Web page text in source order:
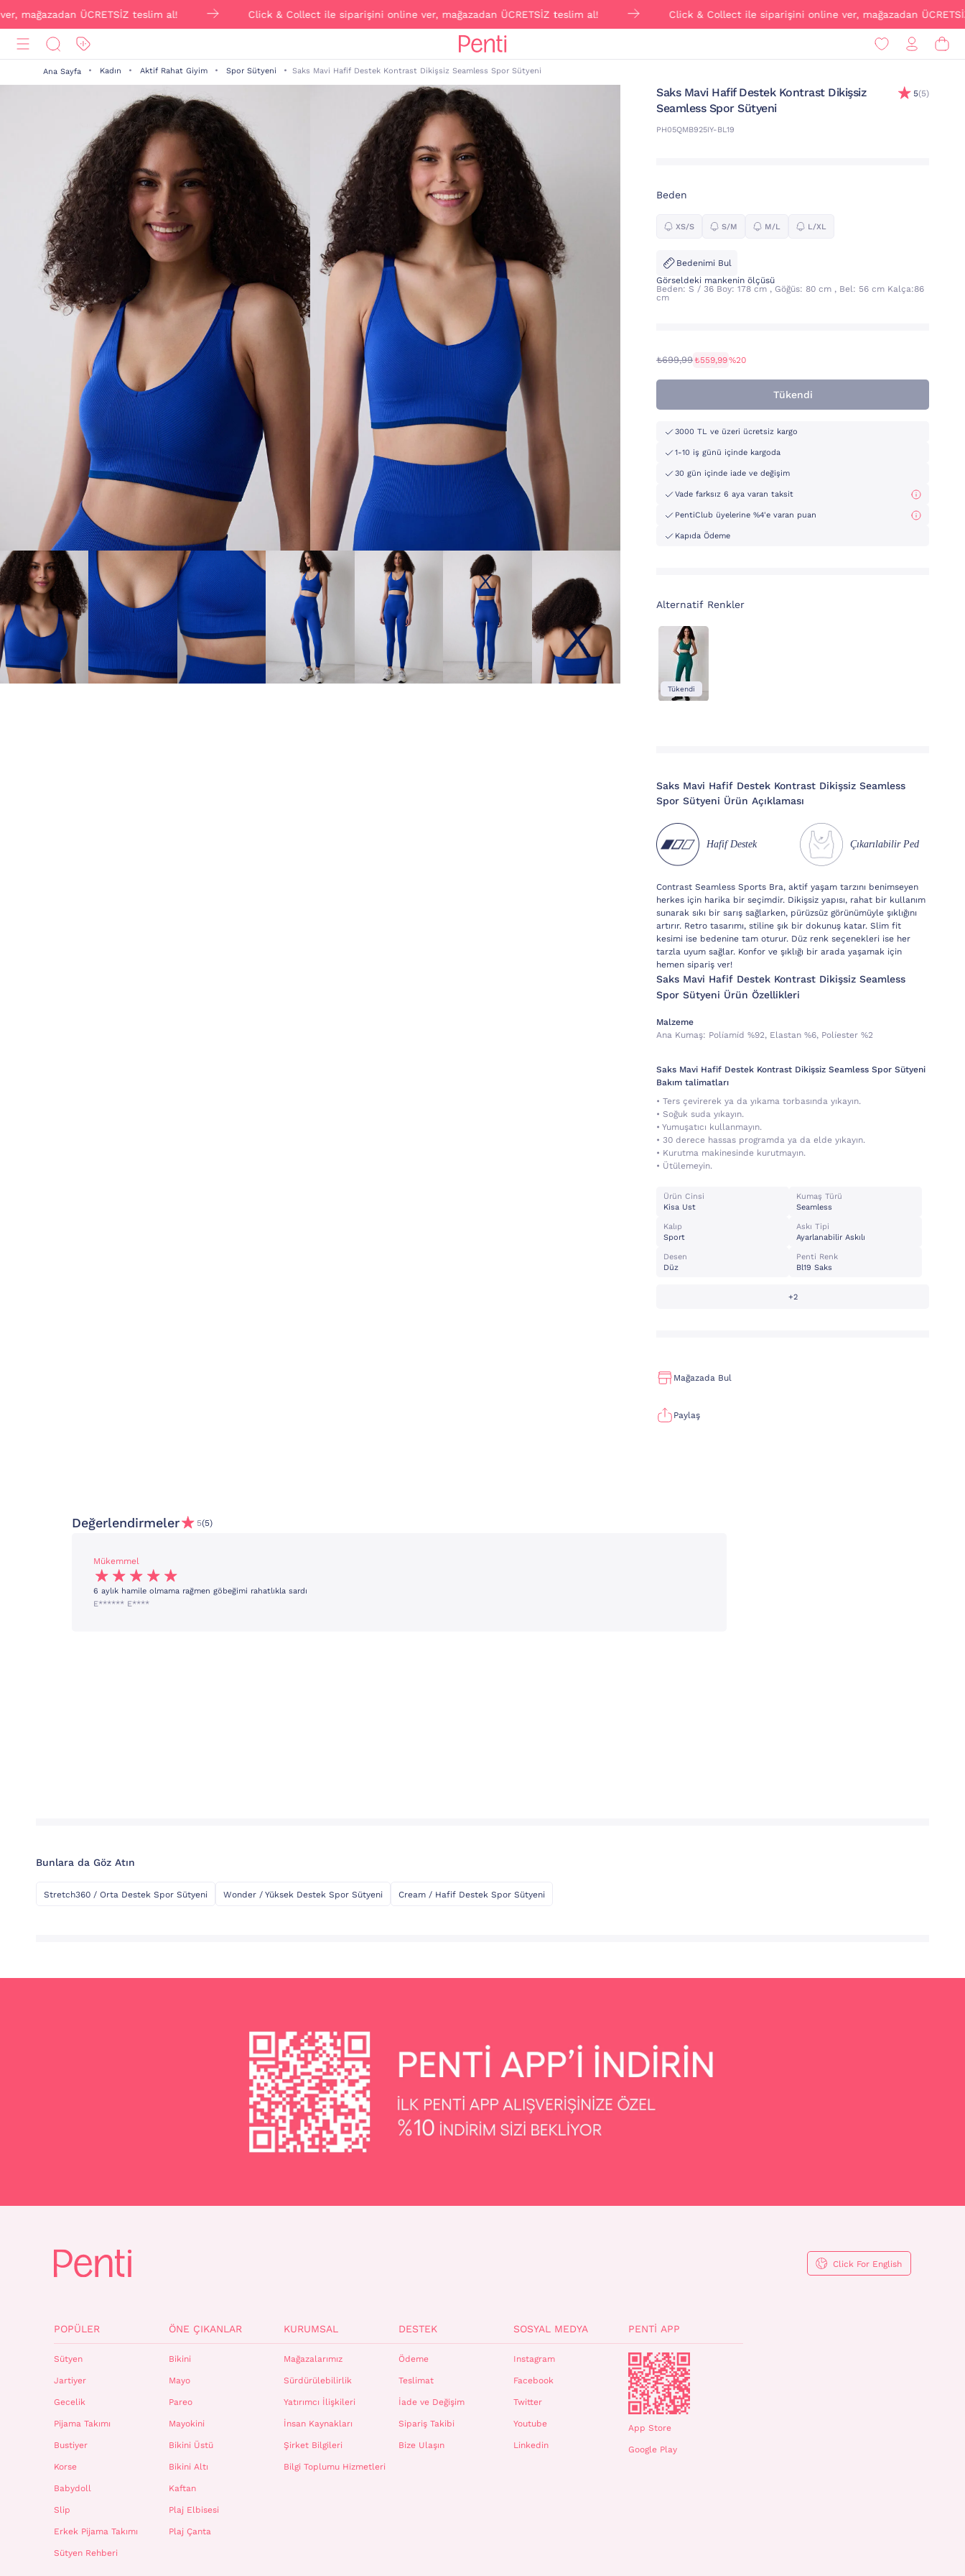
ÜCRETSİZ teslim al! Click & Collect ile siparişini online ver, mağazadan ÜCRETSİZ teslim al! Click & Collect ile siparişini online ver, mağazadan ÜCRETSİZ
Ana Sayfa Kadın Aktif Rahat Giyim Spor Sütyeni Saks Mavi Hafif Destek Kontrast Dikişsiz Seamless Spor Sütyeni
Saks Mavi Hafif Destek Kontrast Dikişsiz
Seamless Spor Sütyeni
PH05QMB925IY-BL19
5(5)
Beden
XS/S S/M M/L L/XL
Bedenimi Bul
Görseldeki mankenin ölçüsü
Beden: S / 36 Boy: 178 cm , Göğüs: 80 cm , Bel: 56 cm Kalça:86
cm
₺699,99 ₺559,99%20
Tükendi
3000 TL ve üzeri ücretsiz kargo
1-10 iş günü içinde kargoda
30 gün içinde iade ve değişim
Vade farksız 6 aya varan taksit
PentiClub üyelerine %4'e varan puan
Kapıda Ödeme
Alternatif Renkler
Tükendi
Saks Mavi Hafif Destek Kontrast Dikişsiz Seamless
Spor Sütyeni Ürün Açıklaması
Hafif Destek Çıkarılabilir Ped
Contrast Seamless Sports Bra, aktif yaşam tarzını benimseyen
herkes için harika bir seçimdir. Dikişsiz yapısı, rahat bir kullanım
sunarak sıkı bir sarış sağlarken, pürüzsüz görünümüyle şıklığını
artırır. Retro tasarımı, stiline şık bir dokunuş katar. Slim fit
kesimi ise bedenine tam oturur. Düz renk seçenekleri ise her
tarzla uyum sağlar. Konfor ve şıklığı bir arada yaşamak için
hemen sipariş ver!
Saks Mavi Hafif Destek Kontrast Dikişsiz Seamless
Spor Sütyeni Ürün Özellikleri
Malzeme
Ana Kumaş: Poli̇ami̇d %92, Elastan %6, Poli̇ester %2
Saks Mavi Hafif Destek Kontrast Dikişsiz Seamless Spor Sütyeni
Bakım talimatları
• Ters çevirerek ya da yıkama torbasında yıkayın.
• Soğuk suda yıkayın.
• Yumuşatıcı kullanmayın.
• 30 derece hassas programda ya da elde yıkayın.
• Kurutma makinesinde kurutmayın.
• Ütülemeyin.
Ürün Cinsi
Kisa Ust
Kumaş Türü
Seamless
Kalıp
Sport
Askı Tipi
Ayarlanabilir Askılı
Desen
Düz
Penti Renk
Bl19 Saks
+2
Mağazada Bul
Paylaş
Değerlendirmeler 5(5)
Mükemmel
6 aylık hamile olmama rağmen göbeğimi rahatlıkla sardı
E****** E****
Bunlara da Göz Atın
Stretch360 / Orta Destek Spor Sütyeni Wonder / Yüksek Destek Spor Sütyeni Cream / Hafif Destek Spor Sütyeni
Click For English
POPÜLER
Sütyen
Jartiyer
Gecelik
Pijama Takımı
Bustiyer
Korse
Babydoll
Slip
Erkek Pijama Takımı
Sütyen Rehberi
ÖNE ÇIKANLAR
Bikini
Mayo
Pareo
Mayokini
Bikini Üstü
Bikini Altı
Kaftan
Plaj Elbisesi
Plaj Çanta
KURUMSAL
Mağazalarımız
Sürdürülebilirlik
Yatırımcı İlişkileri
İnsan Kaynakları
Şirket Bilgileri
Bilgi Toplumu Hizmetleri
DESTEK
Ödeme
Teslimat
İade ve Değişim
Sipariş Takibi
Bize Ulaşın
SOSYAL MEDYA
Instagram
Facebook
Twitter
Youtube
Linkedin
PENTI APP
App Store
Google Play